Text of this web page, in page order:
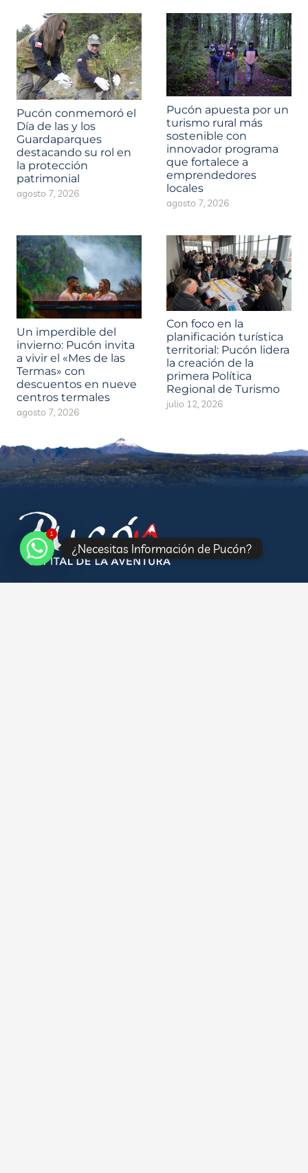
Pucón conmemoró el
Día de las y los
Guardaparques
destacando su rol en
la protección
patrimonial
agosto 7, 2026
Pucón apuesta por un
turismo rural más
sostenible con
innovador programa
que fortalece a
emprendedores
locales
agosto 7, 2026
Un imperdible del
invierno: Pucón invita
a vivir el «Mes de las
Termas» con
descuentos en nueve
centros termales
agosto 7, 2026
Con foco en la
planificación turística
territorial: Pucón lidera
la creación de la
primera Política
Regional de Turismo
julio 12, 2026
1
¿Necesitas Información de Pucón?